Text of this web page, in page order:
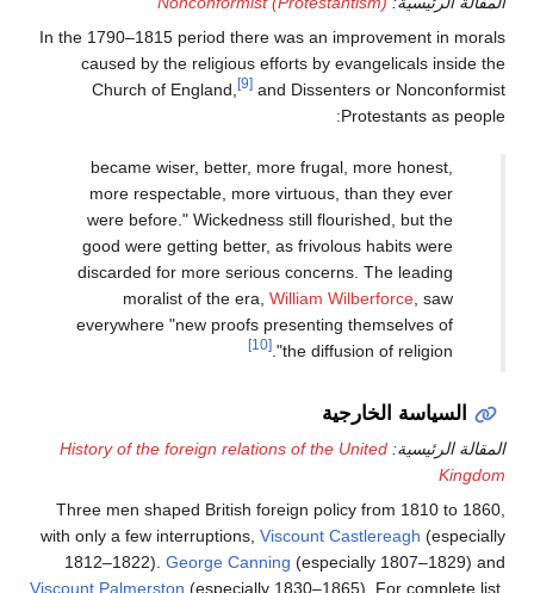
In the 1790–1815 period there was an improvement in morals
caused by the religious efforts by evangelicals inside the
Church of England,
[9] and Dissenters or Nonconformist
Protestants as people:
became wiser, better, more frugal, more honest,
more respectable, more virtuous, than they ever
were before." Wickedness still flourished, but the
good were getting better, as frivolous habits were
discarded for more serious concerns. The leading
moralist of the era, William Wilberforce , saw
everywhere "new proofs presenting themselves of
the diffusion of religion".
[10]
السياسة الخارجية
المقالة الرئيسية: History of the foreign relations of the United
Kingdom
Three men shaped British foreign policy from 1810 to 1860,
with only a few interruptions, Viscount Castlereagh (especially
1812–1822). George Canning (especially 1807–1829) and
Viscount Palmerston (especially 1830–1865). For complete list,